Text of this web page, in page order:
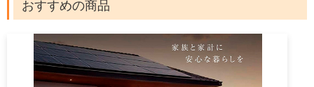
る網戸を紹介します。
おすすめの商品